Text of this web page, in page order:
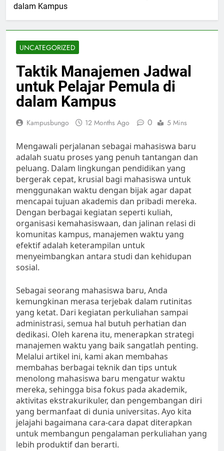
dalam Kampus
UNCATEGORIZED
Taktik Manajemen Jadwal
untuk Pelajar Pemula di
dalam Kampus
Kampusbungo 12 Months Ago 0 5 Mins
Mengawali perjalanan sebagai mahasiswa baru
adalah suatu proses yang penuh tantangan dan
peluang. Dalam lingkungan pendidikan yang
bergerak cepat, krusial bagi mahasiswa untuk
menggunakan waktu dengan bijak agar dapat
mencapai tujuan akademis dan pribadi mereka.
Dengan berbagai kegiatan seperti kuliah,
organisasi kemahasiswaan, dan jalinan relasi di
komunitas kampus, manajemen waktu yang
efektif adalah keterampilan untuk
menyeimbangkan antara studi dan kehidupan
sosial.
Sebagai seorang mahasiswa baru, Anda
kemungkinan merasa terjebak dalam rutinitas
yang ketat. Dari kegiatan perkuliahan sampai
administrasi, semua hal butuh perhatian dan
dedikasi. Oleh karena itu, menerapkan strategi
manajemen waktu yang baik sangatlah penting.
Melalui artikel ini, kami akan membahas
membahas berbagai teknik dan tips untuk
menolong mahasiswa baru mengatur waktu
mereka, sehingga bisa fokus pada akademik,
aktivitas ekstrakurikuler, dan pengembangan diri
yang bermanfaat di dunia universitas. Ayo kita
jelajahi bagaimana cara-cara dapat diterapkan
untuk membangun pengalaman perkuliahan yang
lebih produktif dan berarti.